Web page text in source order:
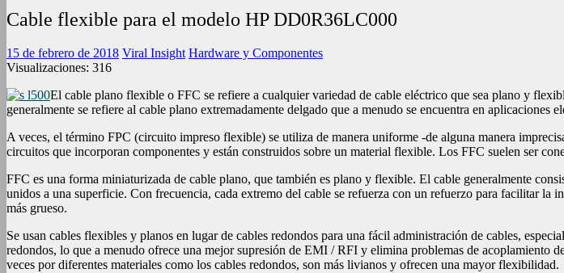
Cable flexible para el modelo HP DD0R36LC000
15 de febrero de 2018 Viral Insight Hardware y Componentes
Visualizaciones: 316
El cable plano flexible o FFC se refiere a cualquier variedad de cable eléctrico que sea plano y
generalmente se refiere al cable plano extremadamente delgado que a menudo se encuentra en
A veces, el término FPC (circuito impreso flexible) se utiliza de manera uniforme -de alguna manera
circuitos que incorporan componentes y están construidos sobre un material flexible. Los FFC suelen ser
FFC es una forma miniaturizada de cable plano, que también es plano y flexible. El cable generalmente
unidos a una superficie. Con frecuencia, cada extremo del cable se refuerza con un refuerzo para facilitar
más grueso.
Se usan cables flexibles y planos en lugar de cables redondos para una fácil administración de cables,
redondos, lo que a menudo ofrece una mejor supresión de EMI / RFI y elimina problemas de acoplamiento
veces por diferentes materiales como los cables redondos, son más livianos y ofrecen una mayor flexibilidad.